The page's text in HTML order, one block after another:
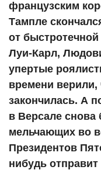
французским
Тампле
от
Луи-Карл,
упертые
времени верили,
закончилась. А
в Версале снова
мельчающих во
Президентов
нибудь